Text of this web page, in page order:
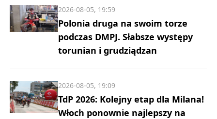
Polonia druga na swoim torze
podczas DMPJ. Słabsze występy
torunian i grudziądzan
2026-08-05, 19:59
TdP 2026: Kolejny etap dla Milana!
Włoch ponownie najlepszy na
2026-08-05, 19:09